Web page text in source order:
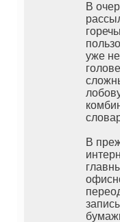
В
уже
В